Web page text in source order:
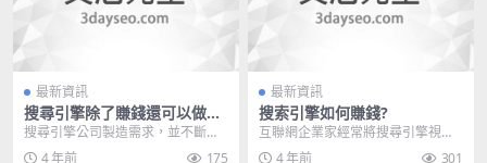
最新資訊
搜尋引擎除了賺錢還可以做什
麼?
搜尋引擎公司製造需求，並不斷優
化和維持供需之間的平衡，以保護
4 年前 175
最新資訊
搜索引擎如何賺錢?
互聯網企業家經常將搜尋引擎視為
一種單向業務，只關注於如何從搜
4 年前 301